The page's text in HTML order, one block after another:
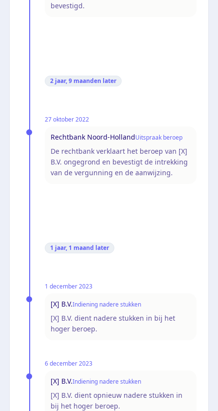
bevestigd.
2 jaar, 9 maanden later
27 oktober 2022
Rechtbank Noord-HollandUitspraak beroep
De rechtbank verklaart het beroep van [X]
B.V. ongegrond en bevestigt de intrekking
van de vergunning en de aanwijzing.
1 jaar, 1 maand later
1 december 2023
[X] B.V.Indiening nadere stukken
[X] B.V. dient nadere stukken in bij het
hoger beroep.
6 december 2023
[X] B.V.Indiening nadere stukken
[X] B.V. dient opnieuw nadere stukken in
bij het hoger beroep.